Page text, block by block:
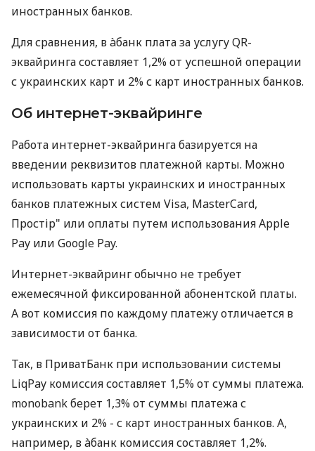
иностранных банков.
Для сравнения, в àбанк плата за услугу QR-
эквайринга составляет 1,2% от успешной операции
с украинских карт и 2% с карт иностранных банков.
Об интернет-эквайринге
Работа интернет-эквайринга базируется на
введении реквизитов платежной карты. Можно
использовать карты украинских и иностранных
банков платежных систем Visa, MasterCard,
Простір" или оплаты путем использования Apple
Pay или Google Pay.
Интернет-эквайринг обычно не требует
ежемесячной фиксированной абонентской платы.
А вот комиссия по каждому платежу отличается в
зависимости от банка.
Так, в ПриватБанк при использовании системы
LiqPay комиссия составляет 1,5% от суммы платежа.
monobank берет 1,3% от суммы платежа с
украинских и 2% - с карт иностранных банков. А,
например, в àбанк комиссия составляет 1,2%.